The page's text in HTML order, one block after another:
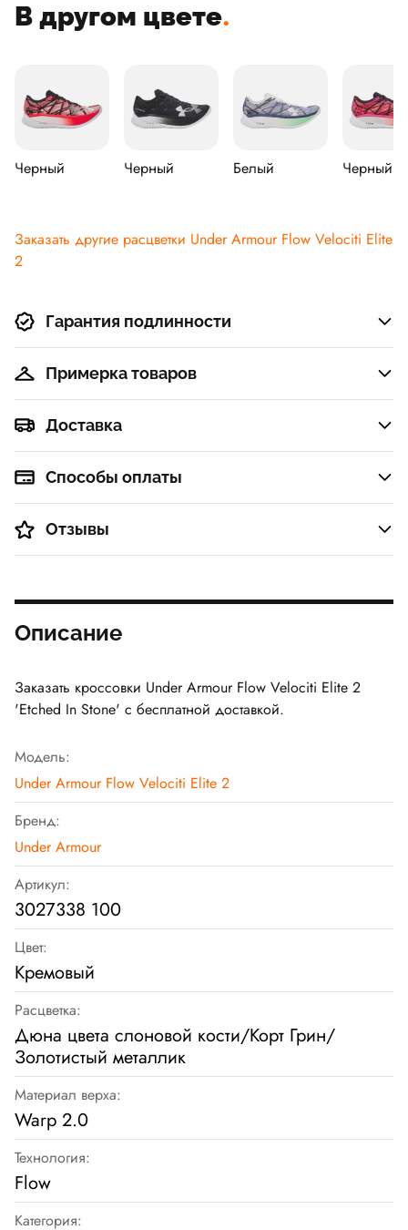
В другом цвете.
Черный Черный Белый Черный
Заказать другие расцветки Under Armour Flow Velociti Elite
2
Гарантия подлинности
Примерка товаров
Доставка
Способы оплаты
Отзывы
Описание
Заказать кроссовки Under Armour Flow Velociti Elite 2
'Etched In Stone' с бесплатной доставкой.
Модель:
Under Armour Flow Velociti Elite 2
Бренд:
Under Armour
Артикул:
3027338 100
Цвет:
Кремовый
Расцветка:
Дюна цвета слоновой кости/Корт Грин/
Золотистый металлик
Материал верха:
Warp 2.0
Технология:
Flow
Категория: